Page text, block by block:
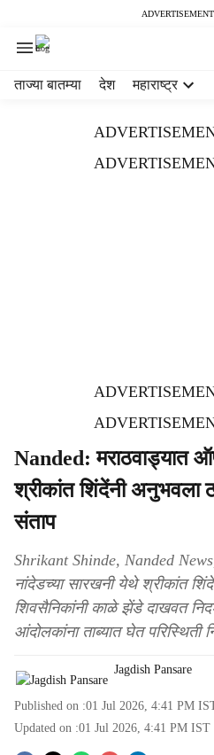
ताज्या बातम्या देश महाराष्ट्र
Nanded: मराठवाड्यात
श्रीकांत शिंदेंनी अनुभवला
संताप
Shrikant Shinde, Nanded
नांदेडच्या सारखनी येथे श्रीकांत शिंदे
शिवसैनिकांनी काळे झेंडे दाखवत
आंदोलकांना ताब्यात घेत परिस्थिती
Jagdish Pansare
Published on :01 Jul 2026, 4:41 PM
Updated on :01 Jul 2026, 4:41 PM IST